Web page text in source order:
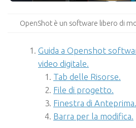
OpenShot è un software libero di
Guida a Openshot
video digitale.
Tab delle Risorse.
File di progetto.
Finestra di Anteprima.
Barra per la modifica.